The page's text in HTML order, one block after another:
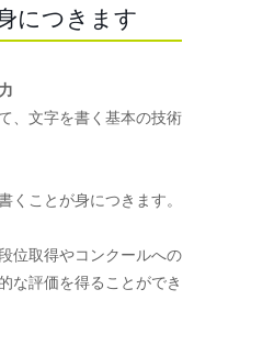
につきます
、文字を書く基本の技術
くことが身につきます。
位取得やコンクールへの
な評価を得ることができ